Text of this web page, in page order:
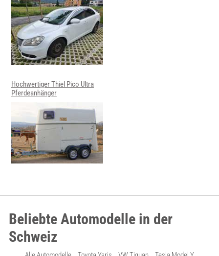
Hochwertiger Thiel Pico Ultra
Pferdeanhänger
Beliebte Automodelle in der
Schweiz